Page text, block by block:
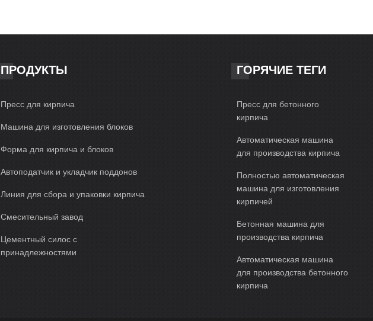
ПРОДУКТЫ
Пресс для кирпича
Машина для изготовления блоков
Форма для кирпича и блоков
Автоподатчик и укладчик поддонов
Линия для сбора и упаковки кирпича
Смесительный завод
Цементный силос с
принадлежностями
ГОРЯЧИЕ ТЕГИ
Пресс для бетонного
кирпича
Автоматическая машина
для производства кирпича
Полностью автоматическая
машина для изготовления
кирпичей
Бетонная машина для
производства кирпича
Автоматическая машина
для производства бетонного
кирпича